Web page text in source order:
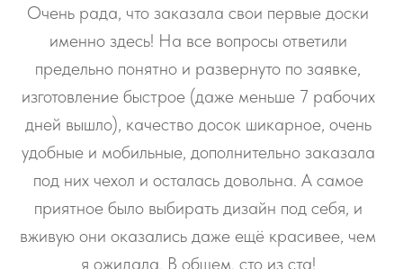
Очень рада, что заказала свои первые доски
именно здесь! На все вопросы ответили
предельно понятно и развернуто по заявке,
изготовление быстрое (даже меньше 7 рабочих
дней вышло), качество досок шикарное, очень
удобные и мобильные, дополнительно заказала
под них чехол и осталась довольна. А самое
приятное было выбирать дизайн под себя, и
вживую они оказались даже ещё красивее, чем
я ожидала. В общем, сто из ста!